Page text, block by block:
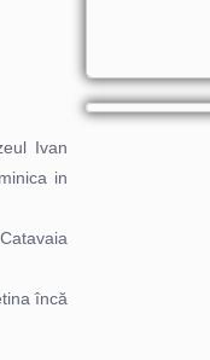
Ivan
in
încă